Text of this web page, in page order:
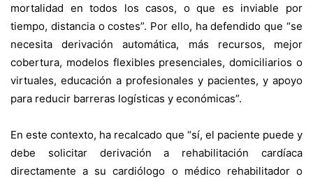
mortalidad en todos los casos, o que es inviable por
tiempo, distancia o costes”. Por ello, ha defendido que “se
necesita derivación automática, más recursos, mejor
cobertura, modelos flexibles presenciales, domiciliarios o
virtuales, educación a profesionales y pacientes, y apoyo
para reducir barreras logísticas y económicas”.
En este contexto, ha recalcado que “sí, el paciente puede y
debe solicitar derivación a rehabilitación cardíaca
directamente a su cardiólogo o médico rehabilitador o